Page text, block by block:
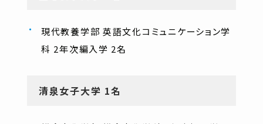
現代教養学部 英語文化コミュニケーション学
科 2年次編入学 2名
清泉女子大学 1名